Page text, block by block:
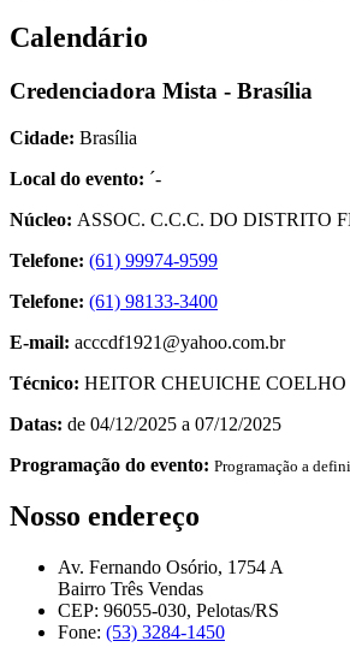
Calendário
Credenciadora Mista - Brasília
Cidade: Brasília
Local do evento: ´-
Núcleo: ASSOC. C.C.C. DO DISTRITO
Telefone: (61) 99974-9599
Telefone: (61) 98133-3400
E-mail: acccdf1921@yahoo.com.br
Técnico: HEITOR CHEUICHE COELHO
Datas: de 04/12/2025 a 07/12/2025
Programação do evento: Programação a
Nosso endereço
Av. Fernando Osório, 1754 A
Bairro Três Vendas
CEP: 96055-030, Pelotas/RS
Fone: (53) 3284-1450